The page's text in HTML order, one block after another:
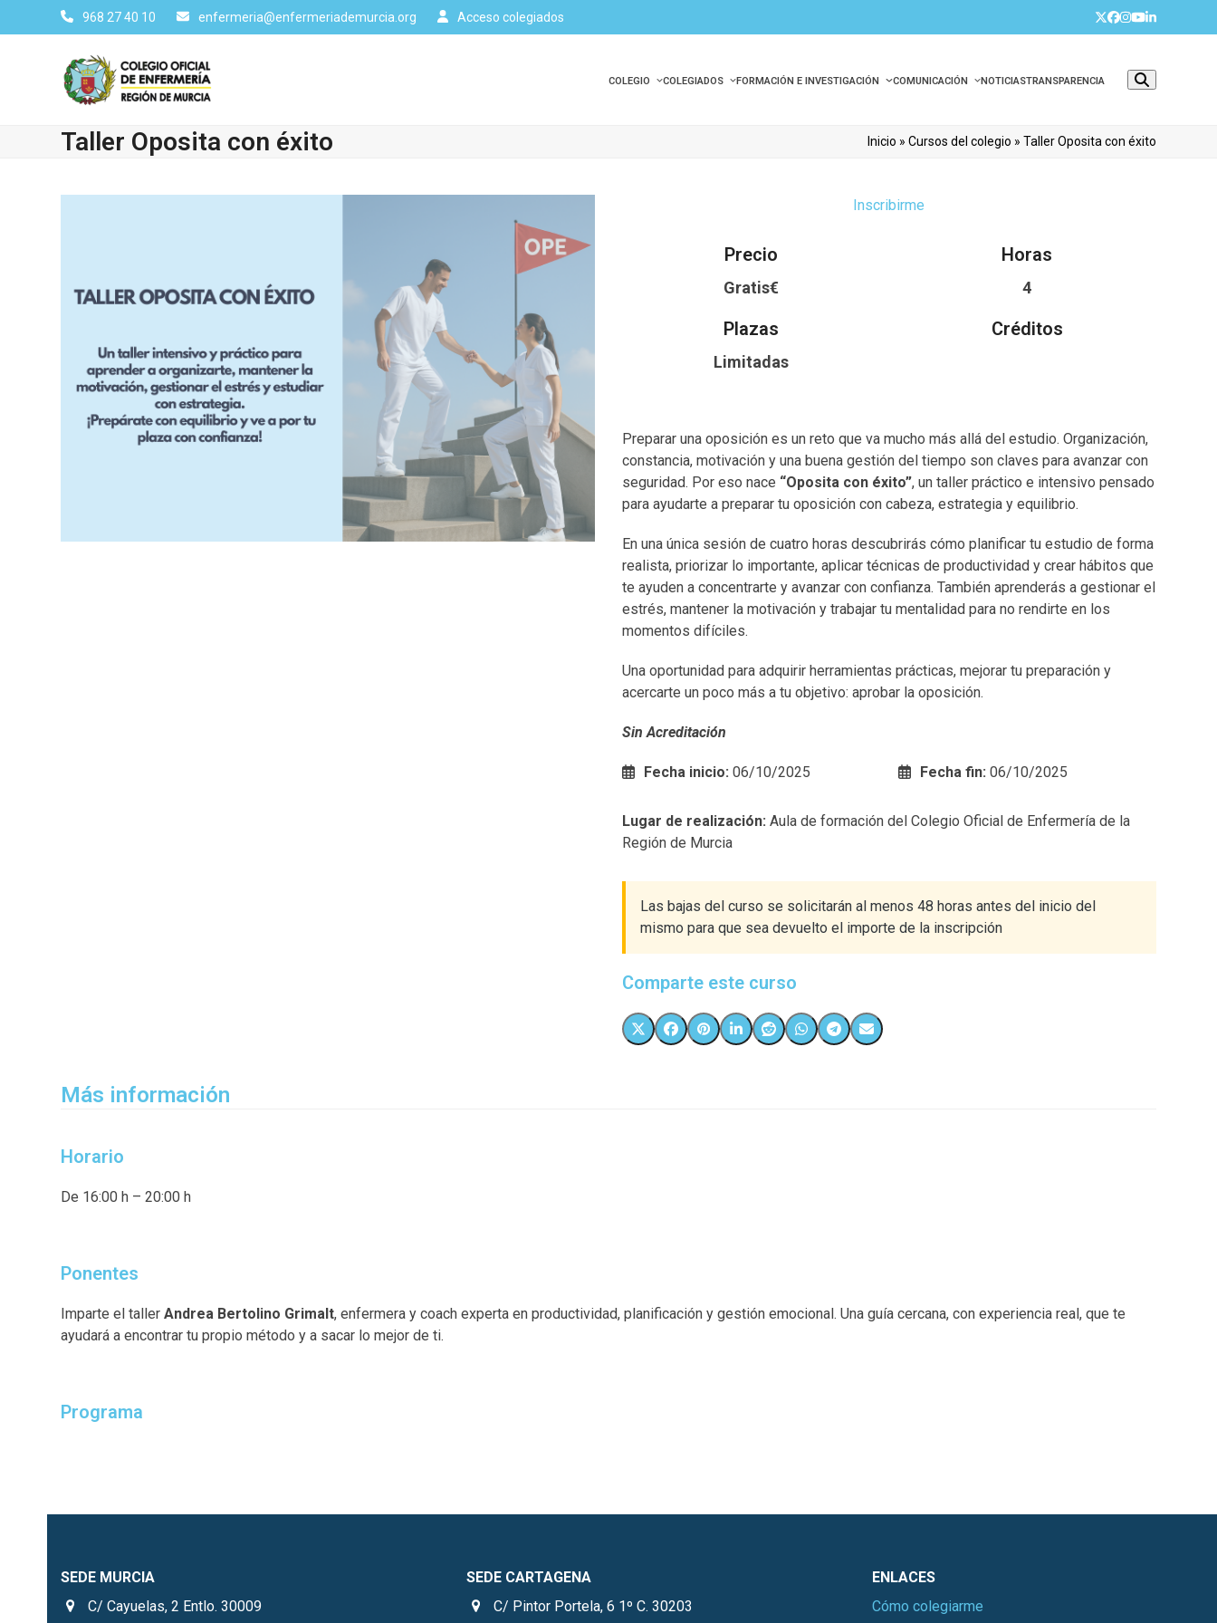
to
968 27 40 10 enfermeria@enfermeriademurcia.org Acceso colegiados Twitter
Facebook
Instagram
YouTube
LinkedIn
COLEGIO COLEGIADOS FORMACIÓN E INVESTIGACIÓN COMUNICACIÓN NOTICIASTRANSPARENCIA
Taller Oposita con éxito Inicio » Cursos del colegio » Taller Oposita con éxito
Inscribirme
Precio
Gratis€
Horas
4
Plazas
Limitadas
Créditos
Preparar una oposición es un reto que va mucho más allá del estudio. Organización,
constancia, motivación y una buena gestión del tiempo son claves para avanzar con
seguridad. Por eso nace “Oposita con éxito”, un taller práctico e intensivo pensado
para ayudarte a preparar tu oposición con cabeza, estrategia y equilibrio.
En una única sesión de cuatro horas descubrirás cómo planificar tu estudio de forma
realista, priorizar lo importante, aplicar técnicas de productividad y crear hábitos que
te ayuden a concentrarte y avanzar con confianza. También aprenderás a gestionar el
estrés, mantener la motivación y trabajar tu mentalidad para no rendirte en los
momentos difíciles.
Una oportunidad para adquirir herramientas prácticas, mejorar tu preparación y
acercarte un poco más a tu objetivo: aprobar la oposición.
Sin Acreditación
Fecha inicio: 06/10/2025 Fecha fin: 06/10/2025
Lugar de realización: Aula de formación del Colegio Oficial de Enfermería de la
Región de Murcia
Las bajas del curso se solicitarán al menos 48 horas antes del inicio del
mismo para que sea devuelto el importe de la inscripción
Comparte este curso
Más información
Horario
De 16:00 h – 20:00 h
Ponentes
Imparte el tallerAndrea Bertolino Grimalt, enfermera y coach experta en productividad, planificación y gestión emocional. Una guía cercana, con experiencia real, que te
ayudará a encontrar tu propio método y a sacar lo mejor de ti.
Programa
SEDE MURCIA
C/ Cayuelas, 2 Entlo. 30009
SEDE CARTAGENA
C/ Pintor Portela, 6 1º C. 30203
ENLACES
Cómo colegiarme